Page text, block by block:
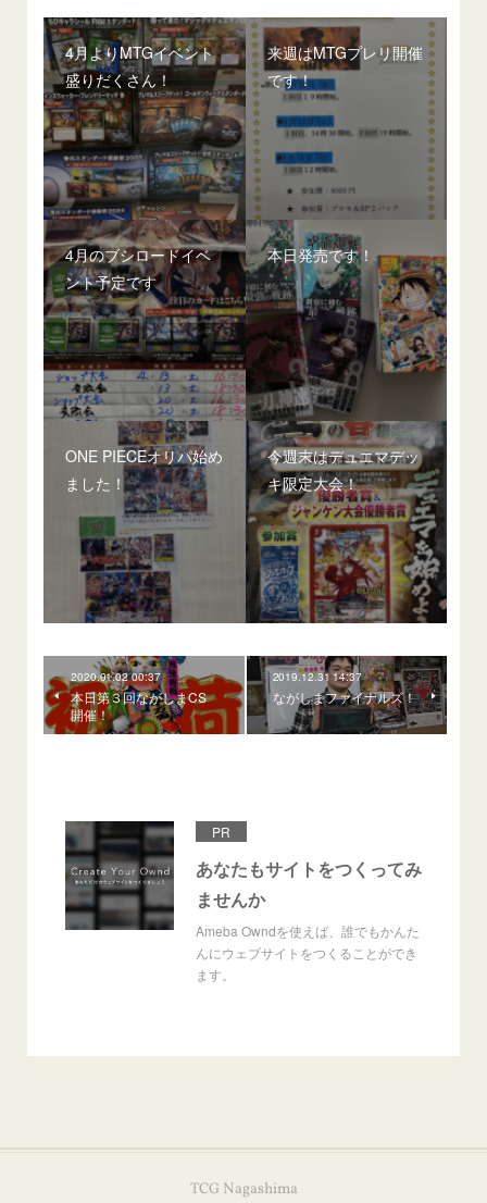
4月よりMTGイベント
盛りだくさん！
来週はMTGプレリ開催
です！
4月のブシロードイベ
ント予定です
本日発売です！
ONE PIECEオリパ始め
ました！
今週末はデュエマデッ
キ限定大会！
2020.01.02 00:37
本日第３回ながしまCS
開催！
2019.12.31 14:37
ながしまファイナルズ！
PR
あなたもサイトをつくってみ
ませんか
Ameba Owndを使えば、誰でもかんた
んにウェブサイトをつくることができ
ます。
TCG Nagashima